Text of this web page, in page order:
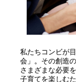
私たちコンビが
会」。その創造
さまざまな必要
子育てを楽しむ